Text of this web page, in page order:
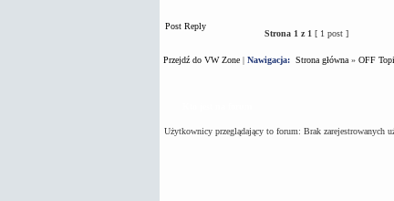
Post Reply
Strona 1 z 1 [ 1 post ]
Przejdź do VW Zone| Nawigacja: Strona główna» OFF
Użytkownicy przeglądający to forum: Brak zarejestrowanych